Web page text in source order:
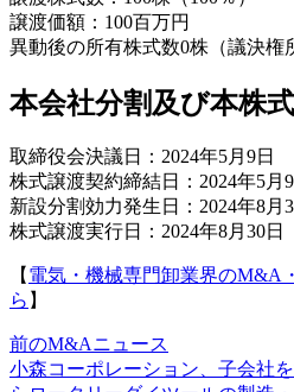
譲渡価額：100百万円
異動後の所有株式数0株（議決権
本会社分割及び本株
取締役会決議日：2024年5月9日
株式譲渡契約締結日：2024年5月9
新設分割効力発生日：2024年8月
株式譲渡実行日：2024年8月30日
【 電気・機械専門卸業界のM&A
ら 】
前のM&Aニュース
小森コーポレーション、子会社